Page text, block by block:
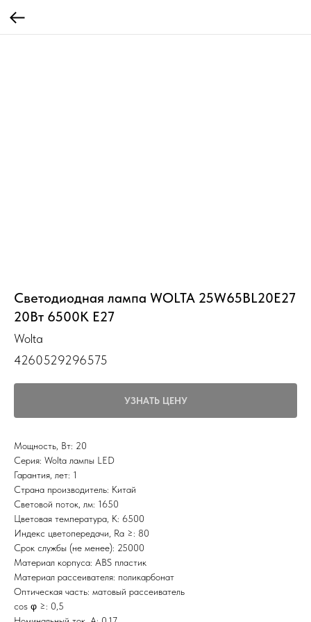
Светодиодная лампа WOLTA 25W65BL20E27
20Вт 6500К E27
Wolta
4260529296575
УЗНАТЬ ЦЕНУ
Мощность, Вт: 20
Серия: Wolta лампы LED
Гарантия, лет: 1
Страна производитель: Китай
Световой поток, лм: 1650
Цветовая температура, К: 6500
Индекс цветопередачи, Ra ≥: 80
Срок службы (не менее): 25000
Материал корпуса: ABS пластик
Материал рассеивателя: поликарбонат
Оптическая часть: матовый рассеиватель
cos φ ≥: 0,5